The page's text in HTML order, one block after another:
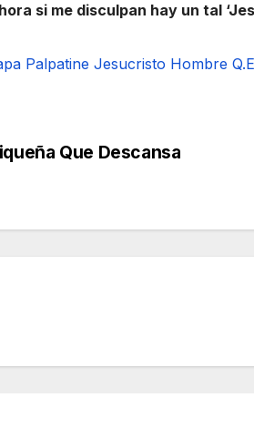
si me disculpan hay un tal
Palpatine Jesucristo Hombre
Que Descansa